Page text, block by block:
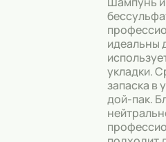
идеальны
укладки.
запаска в
дой-пак.